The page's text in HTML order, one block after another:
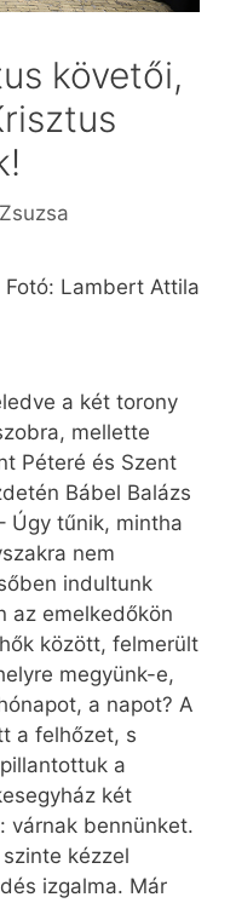
követői,
Fotó: Lambert Attila
a két torony
mellette
Péteré és Szent
Bábel Balázs
Úgy tűnik, mintha
nem
indultunk
az emelkedőkön
között, felmerült
megyünk-e,
a napot? A
a felhőzet, s
a
két
várnak bennünket.
kézzel
izgalma. Már